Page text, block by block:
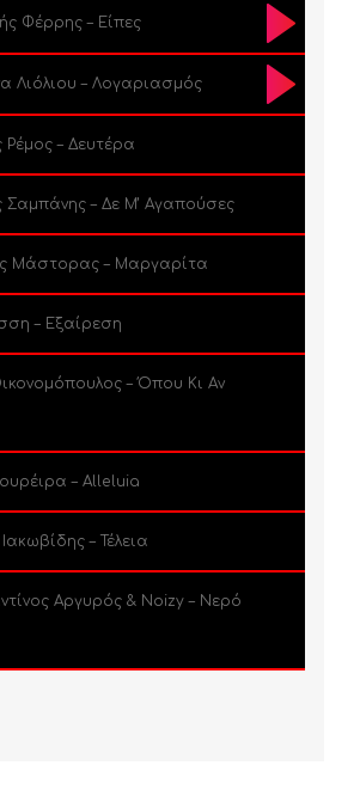
Φέρρης – Είπες
Λιόλιου – Λογαριασμός
Ρέμος – Δευτέρα
Σαμπάνης – Δε Μ’ Αγαπούσες
Μάστορας – Μαργαρίτα
– Εξαίρεση
– Όπου Κι Αν
– Alleluia
– Τέλεια
Αργυρός & Noizy – Νερό